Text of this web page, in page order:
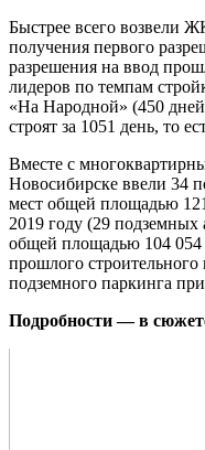
Быстрее всего возвели
получения первого
разрешения на ввод
лидеров по темпам
«На Народной» (450
строят за 1051 день, то
Вместе с
Новосибирске ввели 34
мест общей площадью
2019 году (29
общей площадью 104 054
прошлого
подземного паркинга
Подробности — в